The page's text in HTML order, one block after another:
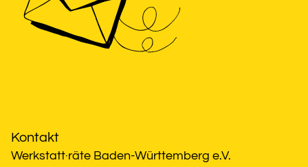
Kontakt
Werkstatt·räte Baden-Württemberg e.V.